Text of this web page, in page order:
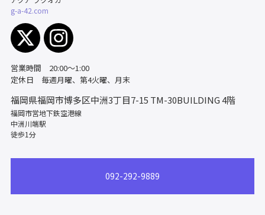
g-a-42.com
営業時間 20:00〜1:00
定休日 毎週月曜、第4火曜、月末
福岡県福岡市博多区中洲3丁目7-15 TM-30BUILDING 4階
福岡市営地下鉄空港線
中洲川端駅
徒歩1分
092-292-9889